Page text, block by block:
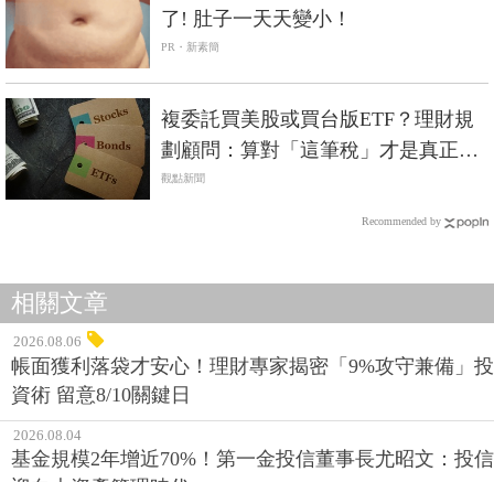
了! 肚子一天天變小！
PR・新素簡
複委託買美股或買台版ETF？理財規
劃顧問：算對「這筆稅」才是真正報
酬
觀點新聞
Recommended by
相關文章
2026.08.06
帳面獲利落袋才安心！理財專家揭密「9%攻守兼備」投
資術 留意8/10關鍵日
2026.08.04
基金規模2年增近70%！第一金投信董事長尤昭文：投信